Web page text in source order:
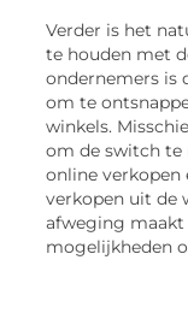
Verder is het
te houden met
ondernemers is
om te
winkels.
om de switch te
online verkopen
verkopen uit de
afweging maakt
mogelijkheden